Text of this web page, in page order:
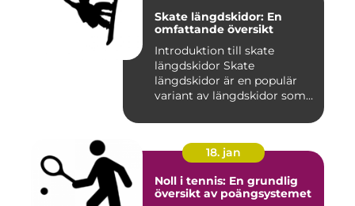
Skate längdskidor: En
omfattande översikt
Introduktion till skate
längdskidor Skate
längdskidor är en populär
variant av längdskidor som
18. jan
Noll i tennis: En grundlig
översikt av poängsystemet